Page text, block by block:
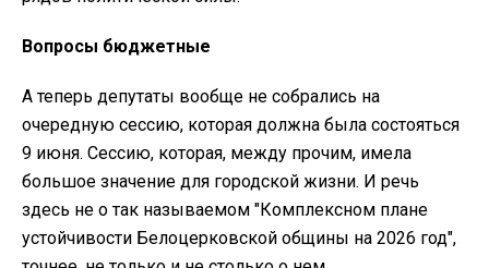
Вопросы бюджетные
А теперь депутаты вообще не собрались на
очередную сессию, которая должна была состояться
9 июня. Сессию, которая, между прочим, имела
большое значение для городской жизни. И речь
здесь не о так называемом "Комплексном плане
устойчивости Белоцерковской общины на 2026 год",